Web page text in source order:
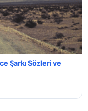
Şarkı Sözleri ve